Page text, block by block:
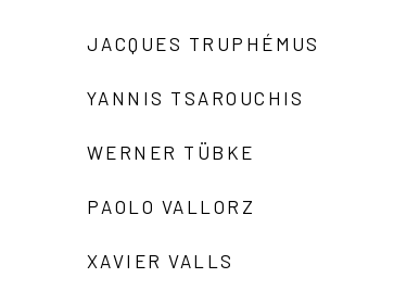
JACQUES TRUPHÉMUS
YANNIS TSAROUCHIS
WERNER TÜBKE
PAOLO VALLORZ
XAVIER VALLS